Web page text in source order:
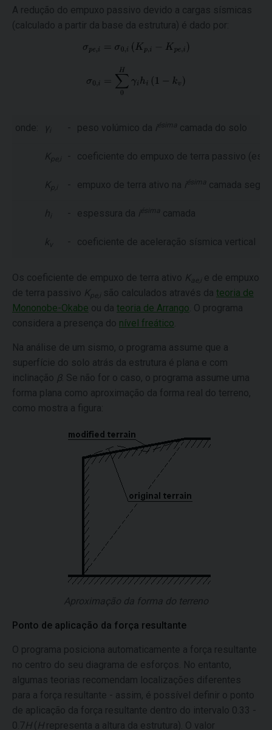
A redução do empuxo passivo devido a cargas sísmicas
(calculado a partir da base da estrutura) é dado por:
onde: γ - peso volúmico da iésima camada do solo
Kpe,i - coeficiente do empuxo de terra passivo
Kp,i - empuxo de terra ativo na iésima camada
h - espessura da iésima camada
k v - coeficiente de aceleração sísmica vertical
Os coeficiente de empuxo de terra ativo Kae,i e de empuxo
de terra passivo Kpe,i são calculados através da teoria de
Mononobe-Okabe ou da teoria de Arrango . O programa
considera a presença do nível freático
Na análise de um sismo, o programa assume que a
superfície do solo atrás da estrutura é plana e com
inclinação β. Se não for o caso, o programa assume uma
forma plana como aproximação da forma real do terreno,
como mostra a figura:
Aproximação da forma do terreno
Ponto de aplicação da força resultante
O programa posiciona automaticamente a força resultante
no centro do seu diagrama de esforços. No entanto,
algumas teorias recomendam localizações diferentes
para a força resultante - assim, é possível definir o ponto
de aplicação da força resultante dentro do intervalo 0.33 -
0.7H( Hrepresenta a altura da estrutura). O valor